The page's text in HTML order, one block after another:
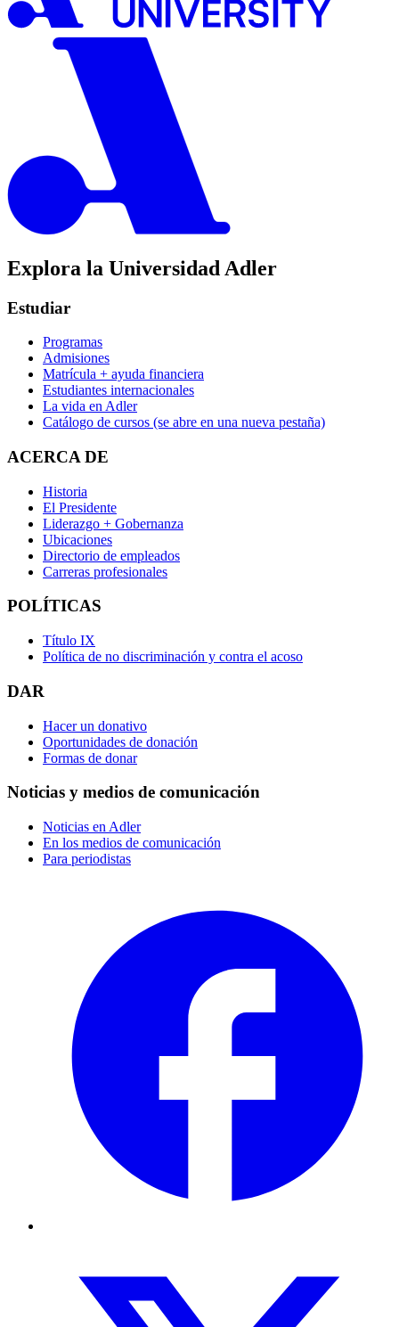
Explora la Universidad Adler
Estudiar
Programas
Admisiones
Matrícula + ayuda financiera
Estudiantes internacionales
La vida en Adler
Catálogo de cursos (se abre en una nueva pestaña)
ACERCA DE
Historia
El Presidente
Liderazgo + Gobernanza
Ubicaciones
Directorio de empleados
Carreras profesionales
POLÍTICAS
Título IX
Política de no discriminación y contra el acoso
DAR
Hacer un donativo
Oportunidades de donación
Formas de donar
Noticias y medios de comunicación
Noticias en Adler
En los medios de comunicación
Para periodistas